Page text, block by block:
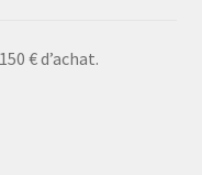
€ d’achat.